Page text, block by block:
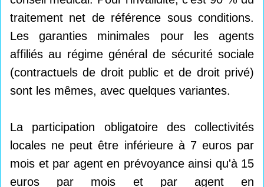
traitement net de référence sous conditions.
Les garanties minimales pour les agents
affiliés au régime général de sécurité sociale
(contractuels de droit public et de droit privé)
sont les mêmes, avec quelques variantes.
La participation obligatoire des collectivités
locales ne peut être inférieure à 7 euros par
mois et par agent en prévoyance ainsi qu'à 15
euros par mois et par agent en